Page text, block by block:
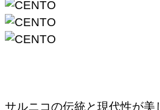
サルニコの伝統と現代性が美